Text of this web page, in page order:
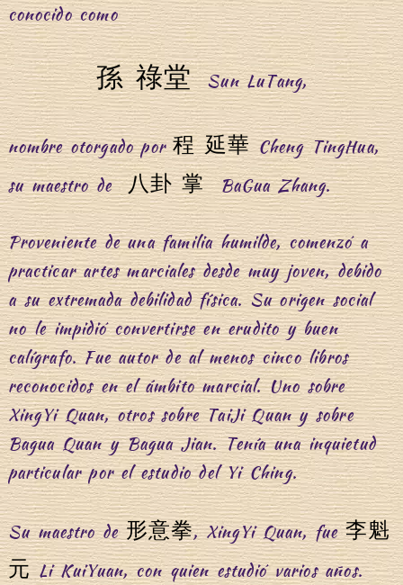
conocido como
孫 祿堂Sun LuTang,
nombre otorgado por程 延華Cheng TingHua,
su maestro de八卦 掌BaGua Zhang.
Proveniente de una familia humilde, comenzó a
practicar artes marciales desde muy joven, debido
a su extremada debilidad física. Su origen social
no le impidió convertirse en erudito y buen
calígrafo. Fue autor de al menos cinco libros
reconocidos en el ámbito marcial. Uno sobre
XingYi Quan, otros sobre TaiJi Quan y sobre
Bagua Quan y Bagua Jian. Tenía una inquietud
particular por el estudio del Yi Ching.
Su maestro de形意拳, XingYi Quan, fue李魁
元Li KuiYuan, con quien estudió varios años.